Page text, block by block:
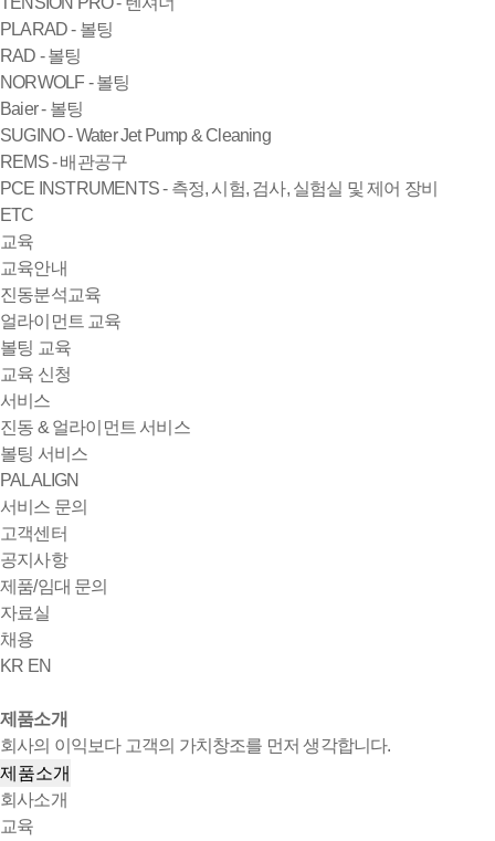
PLARAD - 볼팅
RAD - 볼팅
NORWOLF - 볼팅
Baier - 볼팅
SUGINO - Water Jet Pump & Cleaning
REMS - 배관공구
PCE INSTRUMENTS - 측정, 시험, 검사, 실험실 및 제어 장비
ETC
교육
교육안내
진동분석교육
얼라이먼트 교육
볼팅 교육
교육 신청
서비스
진동 & 얼라이먼트 서비스
볼팅 서비스
PALALIGN
서비스 문의
고객센터
공지사항
제품/임대 문의
자료실
채용
KR EN
제품소개
회사의 이익보다 고객의 가치창조를 먼저 생각합니다.
제품소개
회사소개
교육